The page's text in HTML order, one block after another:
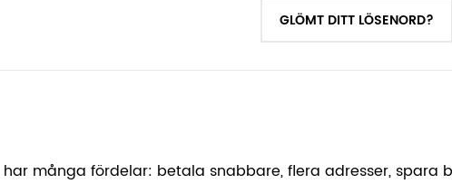
GLÖMT DITT LÖSENORD?
många fördelar: betala snabbare, flera adresser, spara